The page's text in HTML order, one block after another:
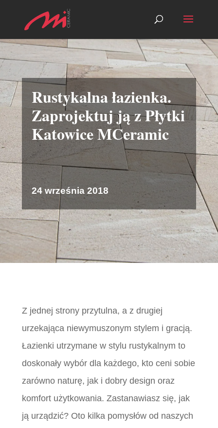
Rustykalna łazienka.
Zaprojektuj ją z Płytki
Katowice MCeramic
24 września 2018
Z jednej strony przytulna, a z drugiej
urzekająca niewymuszonym stylem i gracją.
Łazienki utrzymane w stylu rustykalnym to
doskonały wybór dla każdego, kto ceni sobie
zarówno naturę, jak i dobry design oraz
komfort użytkowania. Zastanawiasz się, jak
ją urządzić? Oto kilka pomysłów od naszych